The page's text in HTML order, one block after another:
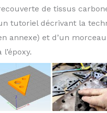
de tissus
tutoriel décrivant la
annexe) et d’un
l’époxy.